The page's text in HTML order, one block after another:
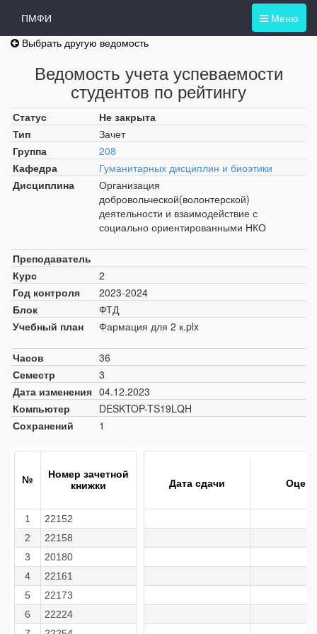
Меню
ПМФИ
Выбрать другую ведомость
Ведомость учета успеваемости
студентов по рейтингу
Статус
Не закрыта
Тип
Зачет
Группа
208
Кафедра
Гуманитарных дисциплин и биоэтики
Дисциплина
Организация
добровольческой(волонтерской)
деятельности и взаимодействие с
социально ориентированными НКО
Преподаватель
Курс
2
Год контроля
2023-2024
Блок
ФТД
Учебный план
Фармация для 2 к.plx
Часов
36
Семестр
3
Дата изменения 04.12.2023
Компьютер
DESKTOP-TS19LQH
Сохранений
1
№
Номер зачетной
книжки
1
22152
2
22158
3
20180
4
22161
5
22173
6
22224
Дата сдачи